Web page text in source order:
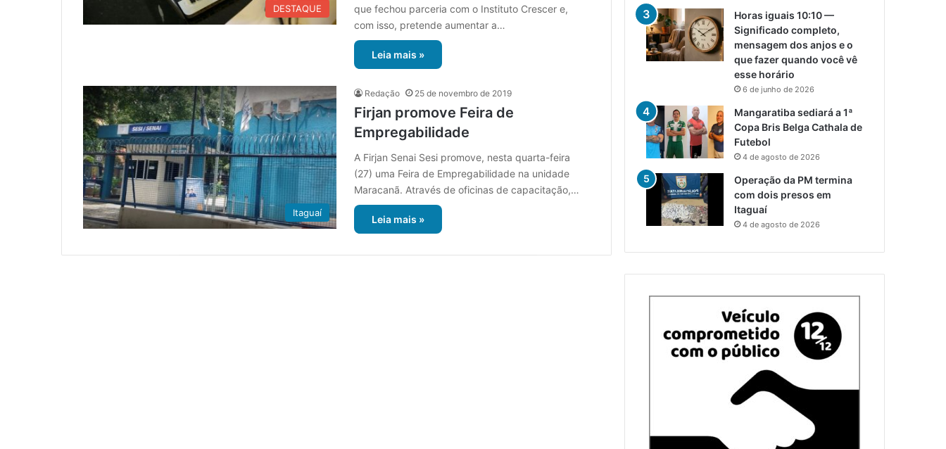
DESTAQUE
que fechou parceria com o Instituto Crescer e,
com isso, pretende aumentar a…
Leia mais »
Itaguaí
Redação 25 de novembro de 2019
Firjan promove Feira de
Empregabilidade
A Firjan Senai Sesi promove, nesta quarta-feira
(27) uma Feira de Empregabilidade na unidade
Maracanã. Através de oficinas de capacitação,…
Leia mais »
Horas iguais 10:10 —
Significado completo,
mensagem dos anjos e o
que fazer quando você vê
esse horário
6 de junho de 2026
Mangaratiba sediará a 1ª
Copa Bris Belga Cathala de
Futebol
4 de agosto de 2026
Operação da PM termina
com dois presos em
Itaguaí
4 de agosto de 2026